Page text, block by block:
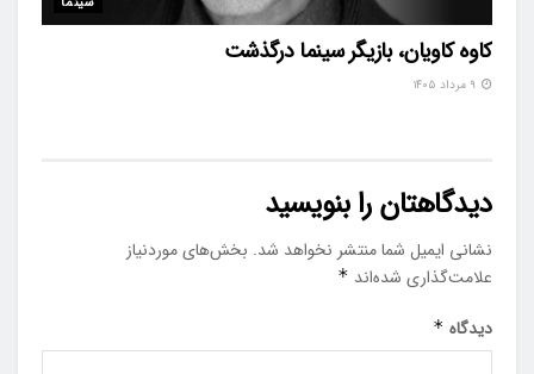
کاوه کاویان، بازیگر سینما درگذشت
دیدگاهتان را بنویسید
نشانی ایمیل شما منتشر نخواهد شد. بخش‌های موردنیاز
علامت‌گذاری شده‌اند *
دیدگاه *